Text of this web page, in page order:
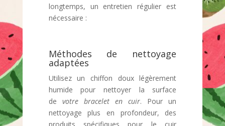
longtemps, un entretien régulier est
nécessaire :
Méthodes de nettoyage
adaptées
Utilisez un chiffon doux légèrement
humide pour nettoyer la surface
de votre bracelet en cuir. Pour un
nettoyage plus en profondeur, des